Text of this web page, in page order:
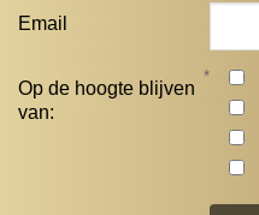
Email
Op de hoogte blijven
van:
*